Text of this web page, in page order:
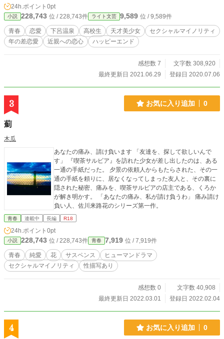
24h.ポイント 0pt
小説 228,743 位 / 228,743件 ライト文芸 9,589 位 / 9,589件
青春 恋愛 下呂温泉 高校生 天才美少女
セクシャルマイノリティ
年の差恋愛
近親への恋心 ハッピーエンド
感想数 7
文字数 308,920
最終更新日 2021.06.29
登録日 2020.07.06
3 お気に入り追加 0
薊
木瓜
あなたの痛み、請け負います 「友達を、探して欲しいんで
す」 『喫茶サルビア』を訪れた少女が差し出したのは、ある
一通の手紙だった。 夕景の依頼人からもたらされた、その一
通の手紙を頼りに、居なくなってしまった友人と、その裏に
隠された秘密、痛みを、喫茶サルビアの店主である、くろか
が解き明かす。 「あなたの痛み、私が請け負うわ」 痛み請け
負い人、佐川来路花のシリーズ第一作。
青春 連載中 長編 R18
24h.ポイント 0pt
小説 228,743 位 / 228,743件 青春 7,919 位 / 7,919件
青春 純愛 花 サスペンス
ヒューマンドラマ
セクシャルマイノリティ
性描写あり
感想数 0
文字数 40,908
最終更新日 2022.03.01
登録日 2022.02.04
4 お気に入り追加 0